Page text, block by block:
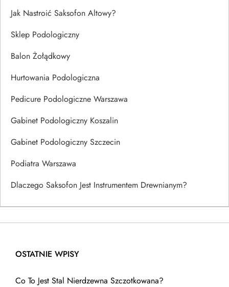
Jak Nastroić Saksofon Altowy?
Sklep Podologiczny
Balon Żołądkowy
Hurtowania Podologiczna
Pedicure Podologiczne Warszawa
Gabinet Podologiczny Koszalin
Gabinet Podologiczny Szczecin
Podiatra Warszawa
Dlaczego Saksofon Jest Instrumentem Drewnianym?
OSTATNIE WPISY
Co To Jest Stal Nierdzewna Szczotkowana?